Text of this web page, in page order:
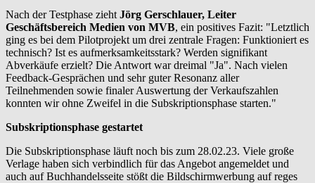
Nach der Testphase zieht Jörg Gerschlauer, Leiter
Geschäftsbereich Medien von MVB, ein positives Fazit: "Letztlich
ging es bei dem Pilotprojekt um drei zentrale Fragen: Funktioniert es
technisch? Ist es aufmerksamkeitsstark? Werden signifikant
Abverkäufe erzielt? Die Antwort war dreimal "Ja". Nach vielen
Feedback-Gesprächen und sehr guter Resonanz aller
Teilnehmenden sowie finaler Auswertung der Verkaufszahlen
konnten wir ohne Zweifel in die Subskriptionsphase starten."
Subskriptionsphase gestartet
Die Subskriptionsphase läuft noch bis zum 28.02.23. Viele große
Verlage haben sich verbindlich für das Angebot angemeldet und
auch auf Buchhandelsseite stößt die Bildschirmwerbung auf reges